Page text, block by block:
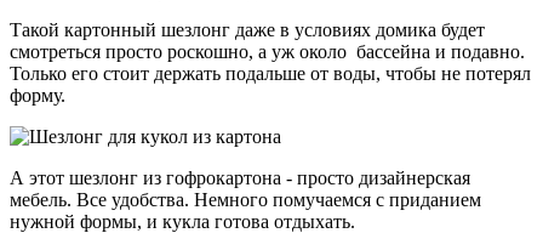
Такой картонный шезлонг даже в условиях домика будет
смотреться просто роскошно, а уж около бассейна и подавно.
Только его стоит держать подальше от воды, чтобы не потерял
форму.
А этот шезлонг из гофрокартона - просто дизайнерская
мебель. Все удобства. Немного помучаемся с приданием
нужной формы, и кукла готова отдыхать.